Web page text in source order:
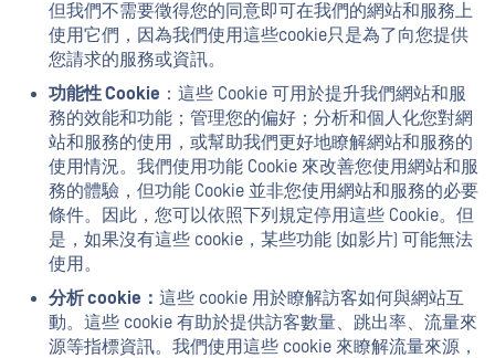
但我們不需要徵得您的同意即可在我們的網站和服務上
使用它們，因為我們使用這些cookie只是為了向您提供
您請求的服務或資訊。
功能性 Cookie ：這些 Cookie 可用於提升我們網站和服
務的效能和功能；管理您的偏好；分析和個人化您對網
站和服務的使用，或幫助我們更好地瞭解網站和服務的
使用情況。我們使用功能 Cookie 來改善您使用網站和服
務的體驗，但功能 Cookie 並非您使用網站和服務的必要
條件。因此，您可以依照下列規定停用這些 Cookie。但
是，如果沒有這些 cookie，某些功能 (如影片) 可能無法
使用。
分析 cookie： 這些 cookie 用於瞭解訪客如何與網站互
動。這些 cookie 有助於提供訪客數量、跳出率、流量來
源等指標資訊。我們使用這些 cookie 來瞭解流量來源，